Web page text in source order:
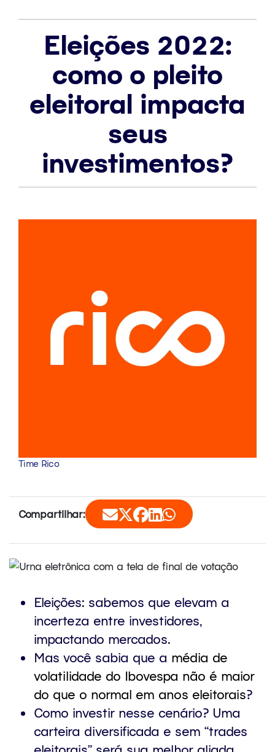
Eleições 2022:
como o pleito
eleitoral impacta
seus
investimentos?
Time Rico
Compartilhar:
Eleições: sabemos que elevam a
incerteza entre investidores,
impactando mercados.
Mas você sabia que a média de
volatilidade do Ibovespa não é maior
do que o normal em anos eleitorais?
Como investir nesse cenário? Uma
carteira diversificada e sem “trades